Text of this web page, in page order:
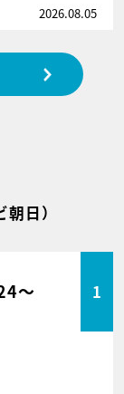
2026.08.05
朝日）
～ 1